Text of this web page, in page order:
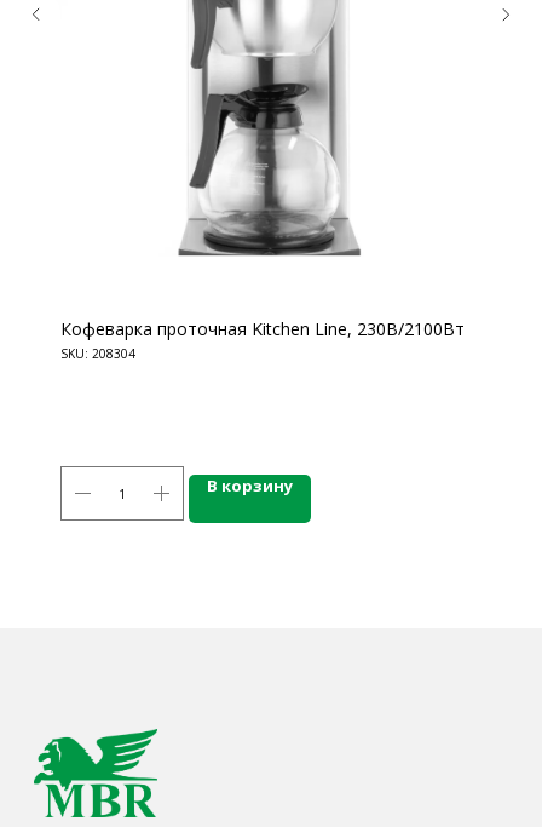
Кофеварка проточная Kitchen Line, 230В/2100Вт
SKU: 208304
В корзину
г. Калининград, ул. Дзержинского, д. 125
Звуковое оборудование
Оборудование
Мебель из нержавеющей стали